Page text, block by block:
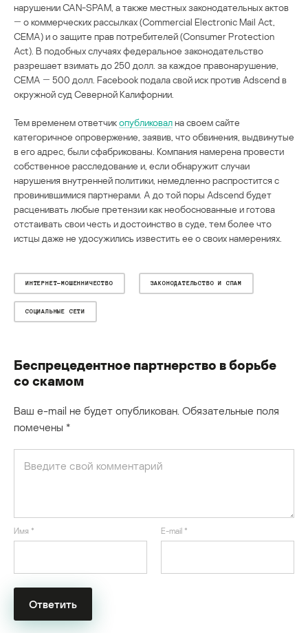
нарушении CAN-SPAM, а также местных законодательных актов
― о коммерческих рассылках (Commercial Electronic Mail Act,
СЕМА) и о защите прав потребителей (Consumer Protection
Act). В подобных случаях федеральное законодательство
разрешает взимать до 250 долл. за каждое правонарушение,
СЕМА ― 500 долл. Facebook подала свой иск против Adscend в
окружной суд Северной Калифорнии.
Тем временем ответчикопубликовална своем сайте
категоричное опровержение, заявив, что обвинения, выдвинутые
в его адрес, были сфабрикованы. Компания намерена провести
собственное расследование и, если обнаружит случаи
нарушения внутренней политики, немедленно распростится с
провинившимися партнерами. А до той поры Adscend будет
расценивать любые претензии как необоснованные и готова
отстаивать свои честь и достоинство в суде, тем более что
истцы даже не удосужились известить ее о своих намерениях.
ИНТЕРНЕТ-МОШЕННИЧЕСТВО ЗАКОНОДАТЕЛЬСТВО И СПАМ
СОЦИАЛЬНЫЕ СЕТИ
Беспрецедентное партнерство в борьбе
со скамом
Ваш e-mail не будет опубликован. Обязательные поля
помечены *
Имя * E-mail *